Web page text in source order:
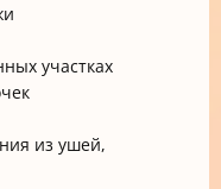
участках
из ушей,